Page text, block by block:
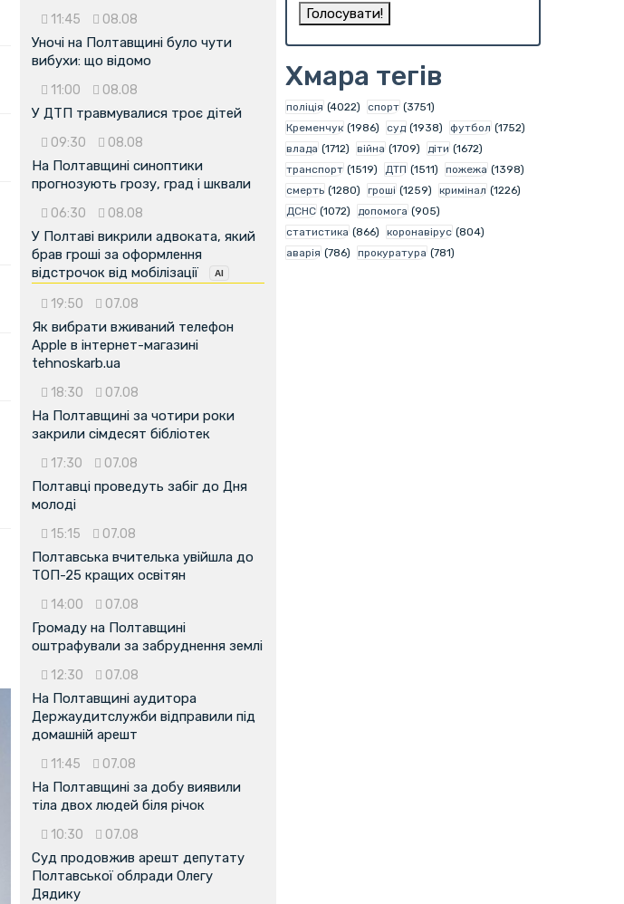
11:45 08.08
Уночі на Полтавщині було чути
вибухи: що відомо
11:00 08.08
У ДТП травмувалися троє дітей
09:30 08.08
На Полтавщині синоптики
прогнозують грозу, град і шквали
06:30 08.08
У Полтаві викрили адвоката, який
брав гроші за оформлення
відстрочок від мобілізації
19:50 07.08
Як вибрати вживаний телефон
Apple в інтернет-магазині
tehnoskarb.ua
18:30 07.08
На Полтавщині за чотири роки
закрили сімдесят бібліотек
17:30 07.08
Полтавці проведуть забіг до Дня
молоді
15:15 07.08
Полтавська вчителька увійшла до
ТОП-25 кращих освітян
14:00 07.08
Громаду на Полтавщині
оштрафували за забруднення землі
12:30 07.08
На Полтавщині аудитора
Держаудитслужби відправили під
домашній арешт
11:45 07.08
На Полтавщині за добу виявили
тіла двох людей біля річок
10:30 07.08
Суд продовжив арешт депутату
Полтавської облради Олегу
Дядику
Хмара тегів
поліція (4022) спорт (3751)
Кременчук (1986) суд (1938) футбол (1752)
влада (1712) війна (1709) діти (1672)
транспорт (1519) ДТП (1511) пожежа (1398)
смерть (1280) гроші (1259) кримінал (1226)
ДСНС (1072) допомога (905)
статистика (866) коронавірус (804)
аварія (786) прокуратура (781)